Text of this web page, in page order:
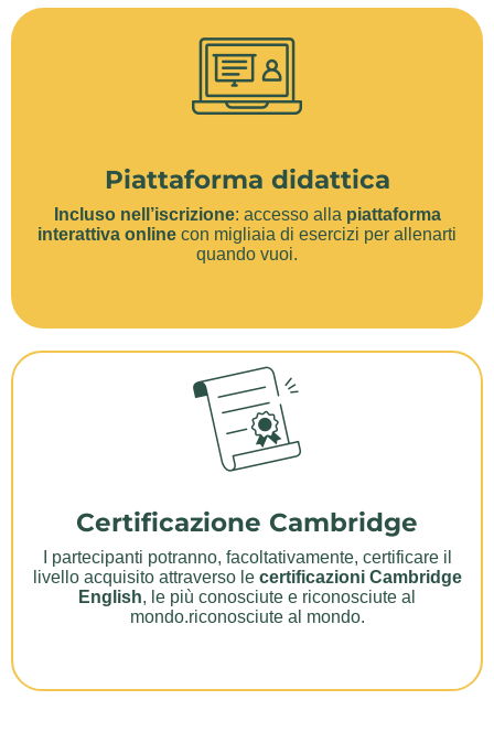
Piattaforma didattica
Incluso nell’iscrizione: accesso alla piattaforma
interattiva online con migliaia di esercizi per allenarti
quando vuoi.
Certificazione Cambridge
I partecipanti potranno, facoltativamente, certificare il
livello acquisito attraverso le certificazioni Cambridge
English, le più conosciute e riconosciute al
mondo.riconosciute al mondo.